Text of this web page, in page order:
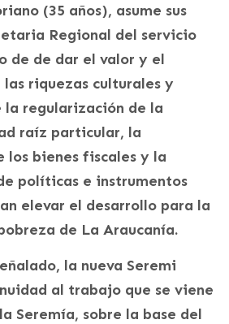
(35 años), asume sus
Regional del servicio
de de dar el valor y el
riquezas culturales y
regularización de la
raíz particular, la
los bienes fiscales y la
políticas e instrumentos
elevar el desarrollo para la
de La Araucanía.
la nueva Seremi
al trabajo que se viene
Seremía, sobre la base del